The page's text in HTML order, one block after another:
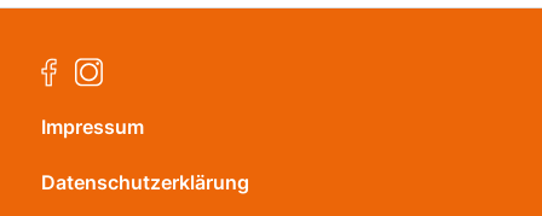
Impressum
Datenschutzerklärung